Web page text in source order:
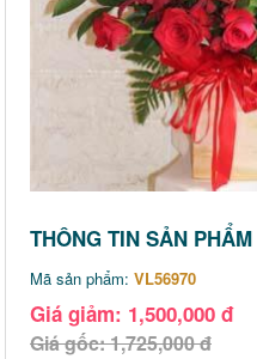
THÔNG TIN SẢN PHẨM
Mã sản phẩm: VL56970
Giá giảm: 1,500,000 đ
Giá gốc: 1,725,000 đ